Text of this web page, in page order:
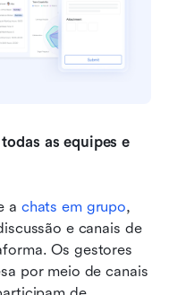
as equipes e
a chats em grupo,
e canais de
Os gestores
por meio de canais